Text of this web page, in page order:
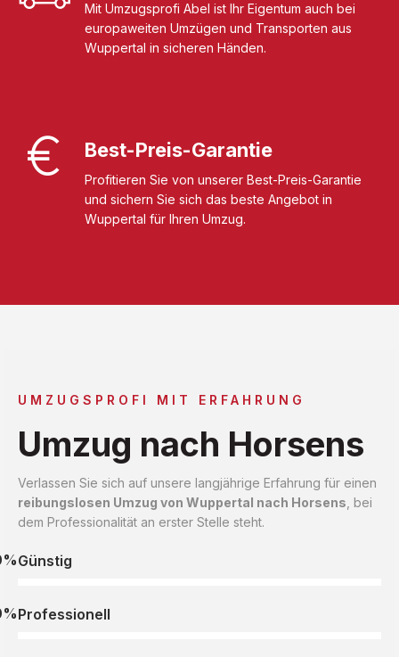
Mit Umzugsprofi Abel ist Ihr Eigentum auch bei
europaweiten Umzügen und Transporten aus
Wuppertal in sicheren Händen.
Best-Preis-Garantie
Profitieren Sie von unserer Best-Preis-Garantie
und sichern Sie sich das beste Angebot in
Wuppertal für Ihren Umzug.
UMZUGSPROFI MIT ERFAHRUNG
Umzug nach Horsens
Verlassen Sie sich auf unsere langjährige Erfahrung für einen
reibungslosen Umzug von Wuppertal nach Horsens , bei
dem Professionalität an erster Stelle steht.
Günstig
Professionell